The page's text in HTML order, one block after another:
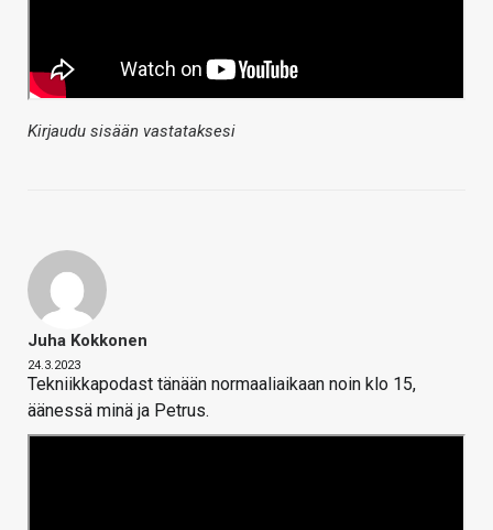
Kirjaudu sisään vastataksesi
Juha Kokkonen
24.3.2023
Tekniikkapodast tänään normaaliaikaan noin klo 15,
äänessä minä ja Petrus.